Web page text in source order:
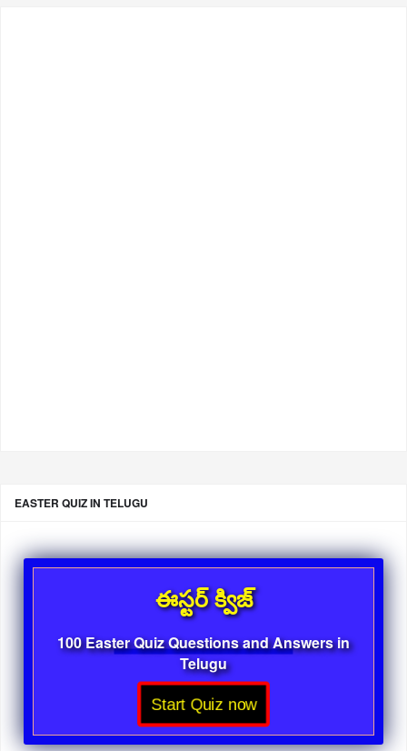
EASTER QUIZ IN TELUGU
ఈస్టర్ క్విజ్
100 Easter Quiz Questions and Answers in
Telugu
Start Quiz now